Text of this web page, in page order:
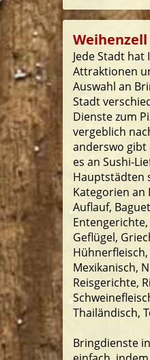
Jede Stadt
Attraktionen
Auswahl an
Stadt
Dienste zum
vergeblich
anderswo gibt
es an Sushi-
Hauptstädten
Kategorien an
Auflauf,
Entengerichte,
Geflügel,
Mexikanisch,
Reisgerichte,
Thailändisch,
Bringdienste